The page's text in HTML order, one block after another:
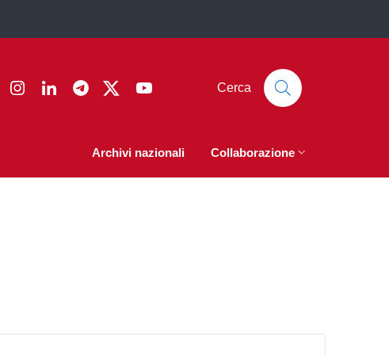
FacebookInstagramLinkedinTelegram
Twitter Cerca
Archivi nazionali Collaborazione